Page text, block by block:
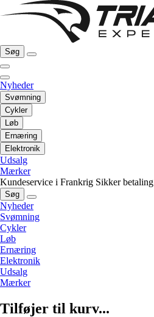
Søg
Nyheder
Svømning
Cykler
Løb
Ernæring
Elektronik
Udsalg
Mærker
Kundeservice i Frankrig Sikker betaling
Søg
Nyheder
Svømning
Cykler
Løb
Ernæring
Elektronik
Udsalg
Mærker
Tilføjer til kurv...